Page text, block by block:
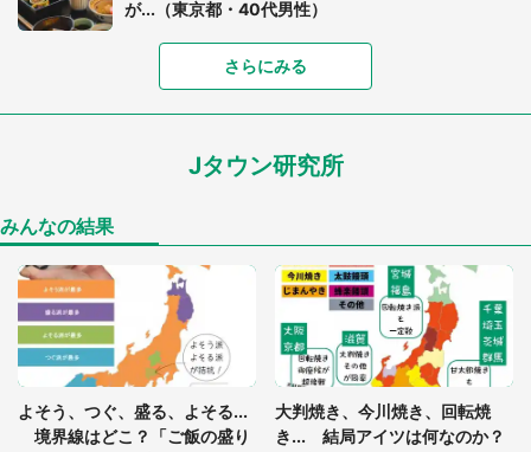
が...（東京都・40代男性）
「可愛いのにホラー」「事件性を感じる」 ふわふ
「孫にあげると思って、あなたにこれをあげる」
「ゾワゾワする」「本当に気持ち悪い」 道端でバ
グっちゃってた〝野生の野菜〟に6.5万人戦慄
「閉所恐怖症の私は新幹線で大パニック。隣席の青
年に『手を繋いで』とお願いしたら...」 体験談に
8万人感動
さらにみる
Jタウン研究所
みんなの結果
よそう、つぐ、盛る、よそる...
境界線はどこ？「ご飯の盛り
大判焼き、今川焼き、回転焼
き... 結局アイツは何なのか？